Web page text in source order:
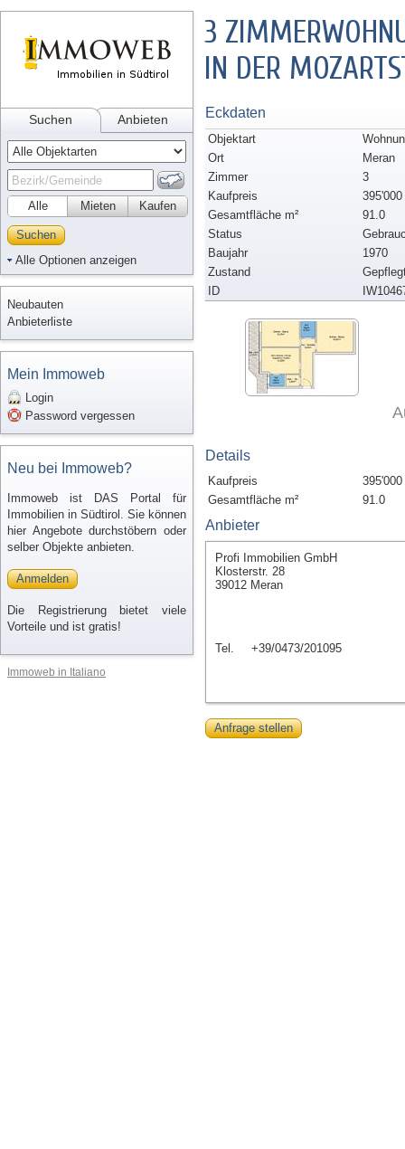
Suchen Anbieten
Alle Kaufen
Mieten
Suchen
Alle Optionen anzeigen
Neubauten
Anbieterliste
Mein Immoweb
Login
Password vergessen
Neu bei Immoweb?
Immoweb ist DAS Portal für
Immobilien in Südtirol. Sie können
hier Angebote durchstöbern oder
selber Objekte anbieten.
Anmelden
Die Registrierung bietet viele
Vorteile und ist gratis!
Immoweb in Italiano
3
IN DER
Eckdaten
Objektart
Ort
Meran
Zimmer
3
Kaufpreis
395'000
Gesamtfläche m²
91.0
Status
Baujahr
1970
Zustand
ID
Details
Kaufpreis
395'000
Gesamtfläche m²
91.0
Anbieter
Profi Immobilien GmbH
Klosterstr. 28
39012 Meran
Tel. +39/0473/201095
Anfrage stellen